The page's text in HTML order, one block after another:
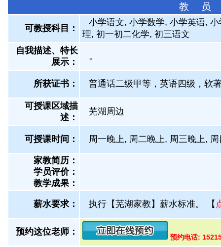
教 员
可教授科目：
小学语文, 小学数学, 小学英语,
理, 初一初二化学, 初三语文
自我描述、特长
展示 ：
。
所获证书 ： 普通话二级甲等，英语四级，软
可授课区域描
述：
芜湖周边
可授课时间： 周一晚上, 周二晚上, 周三晚上,
家教简历：
学员评价：
教学成果：
薪水要求： 执行【芜湖家教】薪水标准。 【
预约这位老师：
预约电话: